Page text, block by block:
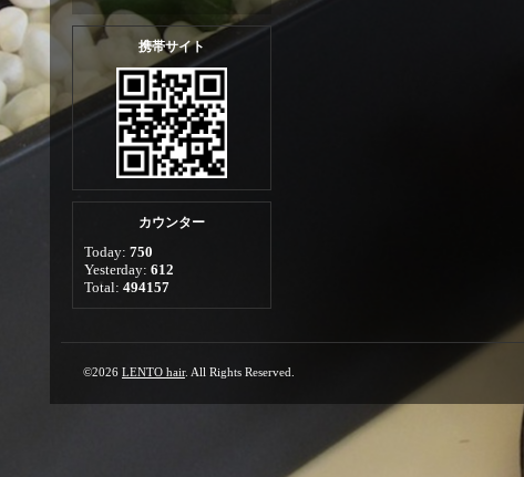
携帯サイト
カウンター
Today: 750
Yesterday: 612
Total: 494157
©2026 LENTO hair. All Rights Reserved.